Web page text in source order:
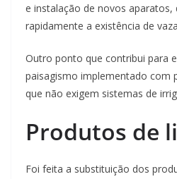
e instalação de novos
rapidamente a existência de
Outro ponto que contribui para
paisagismo implementado com
que não exigem sistemas de
Produtos de
Foi feita a substituição dos